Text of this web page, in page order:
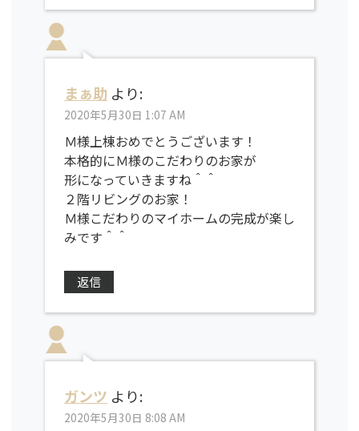
まぁ助 より:
2020年5月30日 1:07 AM
Ｍ様上棟おめでとうございます！
本格的にＭ様のこだわりのお家が
形になっていきますね＾＾
２階リビングのお家！
Ｍ様こだわりのマイホームの完成が楽し
みです＾＾
返信
ガンツ より:
2020年5月30日 8:08 AM